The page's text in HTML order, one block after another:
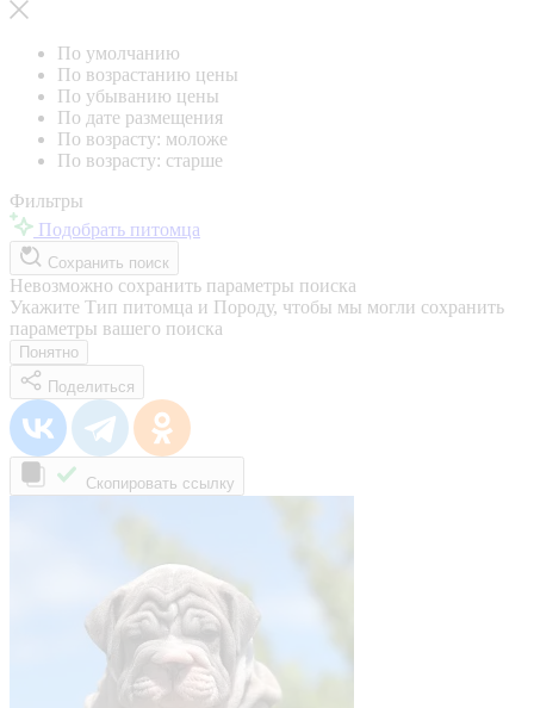
По умолчанию
По возрастанию цены
По убыванию цены
По дате размещения
По возрасту: моложе
По возрасту: старше
Фильтры
Подобрать питомца
Сохранить поиск
Невозможно сохранить параметры поиска
Укажите Тип питомца и Породу, чтобы мы могли сохранить
параметры вашего поиска
Понятно
Поделиться
Скопировать ссылку